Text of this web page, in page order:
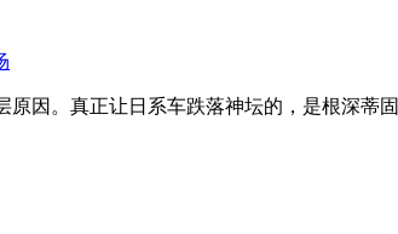
因。真正让日系车跌落神坛的，是根深蒂